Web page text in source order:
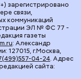
зарегистрировано
связи,
коммуникаций
ЭЛ № ФС 77 -
газеты
: Александр
127015, г.Москва,
04-24. Адрес
сайта: